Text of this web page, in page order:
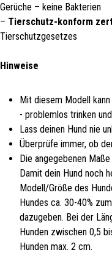
Gerüche – keine Bakterien
– Tierschutz-konform
Tierschutzgesetzes
Hinweise
Mit diesem Modell
- problemlos trinken
Lass deinen Hund nie
Überprüfe immer, ob
Die angegebenen
Damit dein Hund noch
Modell/Größe des
Hundes ca. 30-40%
dazugeben. Bei der
Hunden zwischen 0,5
Hunden max. 2 cm.